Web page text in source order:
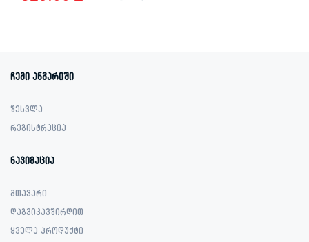
ჩემი ანგარიში
შესვლა
რეგისტრაცია
ნავიგაცია
მთავარი
დაგვიკავშირდით
ყველა პროდუქტი